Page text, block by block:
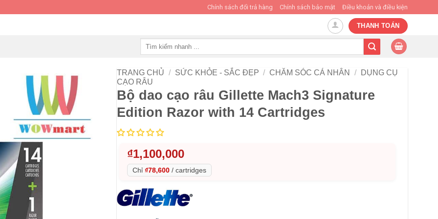
Chính sách đổi trả hàng Chính sách bảo mật Điều khoản và điều kiện
THANH TOÁN
TRANG CHỦ / SỨC KHỎE - SẮC ĐẸP / CHĂM SÓC CÁ NHÂN /
DỤNG CỤ
CẠO RÂU
Bộ dao cạo râu Gillette Mach3 Signature
Edition Razor with 14 Cartridges
₫1,100,000
Chỉ ₫78,600 / cartridges